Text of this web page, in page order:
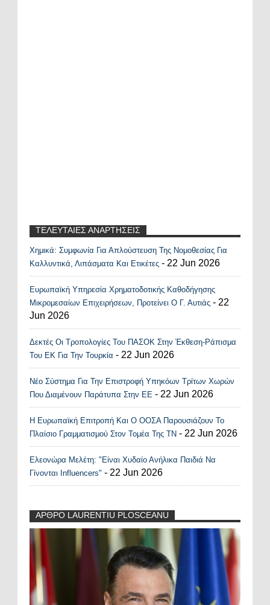
ΤΕΛΕΥΤΑΙΕΣ ΑΝΑΡΤΗΣΕΙΣ
Recent Posts Widget
Χημικά: Συμφωνία Για Απλούστευση Της Νομοθεσίας Για
Καλλυντικά, Λιπάσματα Και Ετικέτες - 22 Jun 2026
Ευρωπαϊκή Υπηρεσία Χρηματοδοτικής Καθοδήγησης
Μικρομεσαίων Επιχειρήσεων, Προτείνει Ο Γ. Αυτιάς - 22
Jun 2026
Δεκτές Οι Τροπολογίες Του ΠΑΣΟΚ Στην Έκθεση-Ράπισμα
Του ΕΚ Για Την Τουρκία - 22 Jun 2026
Νέο Σύστημα Για Την Επιστροφή Υπηκόων Τρίτων Χωρών
Που Διαμένουν Παράτυπα Στην ΕΕ - 22 Jun 2026
Η Ευρωπαϊκή Επιτροπή Και Ο ΟΟΣΑ Παρουσιάζουν Το
Πλαίσιο Γραμματισμού Στον Τομέα Της ΤΝ - 22 Jun 2026
Ελεονώρα Μελέτη: "Είναι Χυδαίο Ανήλικα Παιδιά Να
Γίνονται Influencers" - 22 Jun 2026
ΑΡΘΡΟ LAURENTIU PLOSCEANU